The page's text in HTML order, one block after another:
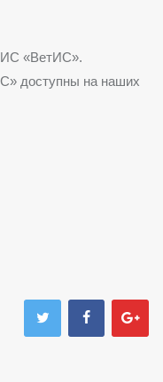
«ВетИС».
доступны на наших